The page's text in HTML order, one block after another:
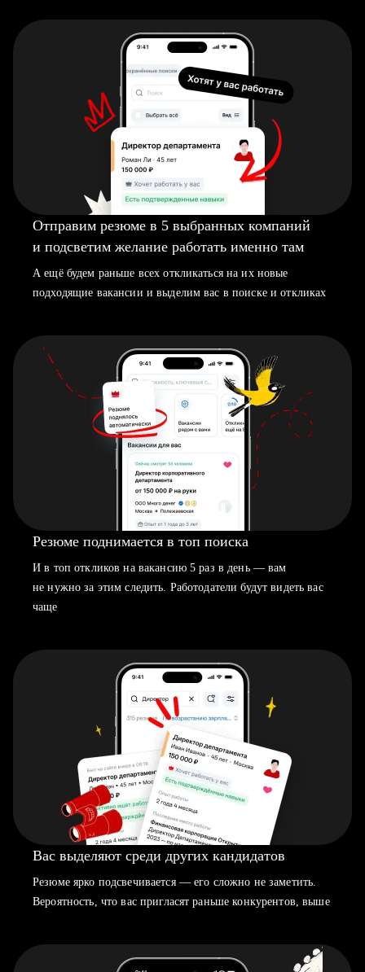
Отправим резюме в 5 выбранных компаний
и подсветим желание работать именно там
А ещё будем раньше всех откликаться на их новые
подходящие вакансии и выделим вас в поиске и откликах
Резюме поднимается в топ поиска
И в топ откликов на вакансию 5 раз в день — вам
не нужно за этим следить. Работодатели будут видеть вас
чаще
Вас выделяют среди других кандидатов
Резюме ярко подсвечивается — его сложно не заметить.
Вероятность, что вас пригласят раньше конкурентов, выше